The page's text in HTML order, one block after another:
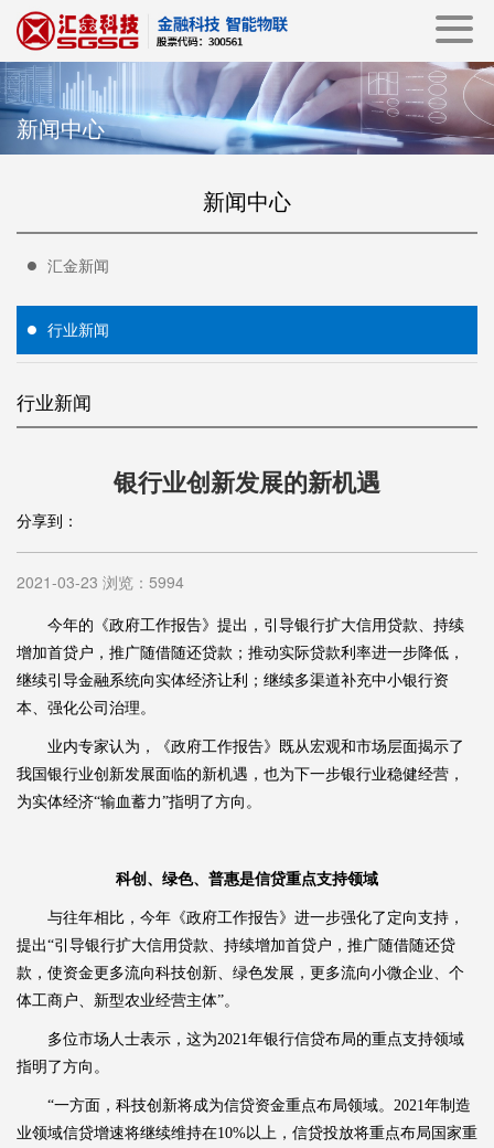
新闻中心
新闻中心
汇金新闻
行业新闻
行业新闻
银行业创新发展的新机遇
分享到：
2021-03-23 浏览：5994
今年的《政府工作报告》提出，引导银行扩大信用贷款、持续
增加首贷户，推广随借随还贷款；推动实际贷款利率进一步降低，
继续引导金融系统向实体经济让利；继续多渠道补充中小银行资
本、强化公司治理。
业内专家认为，《政府工作报告》既从宏观和市场层面揭示了
我国银行业创新发展面临的新机遇，也为下一步银行业稳健经营，
为实体经济“输血蓄力”指明了方向。
科创、绿色、普惠是信贷重点支持领域
与往年相比，今年《政府工作报告》进一步强化了定向支持，
提出“引导银行扩大信用贷款、持续增加首贷户，推广随借随还贷
款，使资金更多流向科技创新、绿色发展，更多流向小微企业、个
体工商户、新型农业经营主体”。
多位市场人士表示，这为2021年银行信贷布局的重点支持领域
指明了方向。
“一方面，科技创新将成为信贷资金重点布局领域。2021年制造
业领域信贷增速将继续维持在10%以上，信贷投放将重点布局国家重